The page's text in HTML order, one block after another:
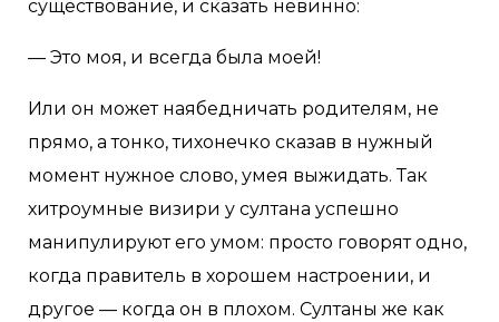
существование, и сказать невинно:
— Это моя, и всегда была моей!
Или он может наябедничать родителям, не
прямо, а тонко, тихонечко сказав в нужный
момент нужное слово, умея выжидать. Так
хитроумные визири у султана успешно
манипулируют его умом: просто говорят одно,
когда правитель в хорошем настроении, и
другое — когда он в плохом. Султаны же как